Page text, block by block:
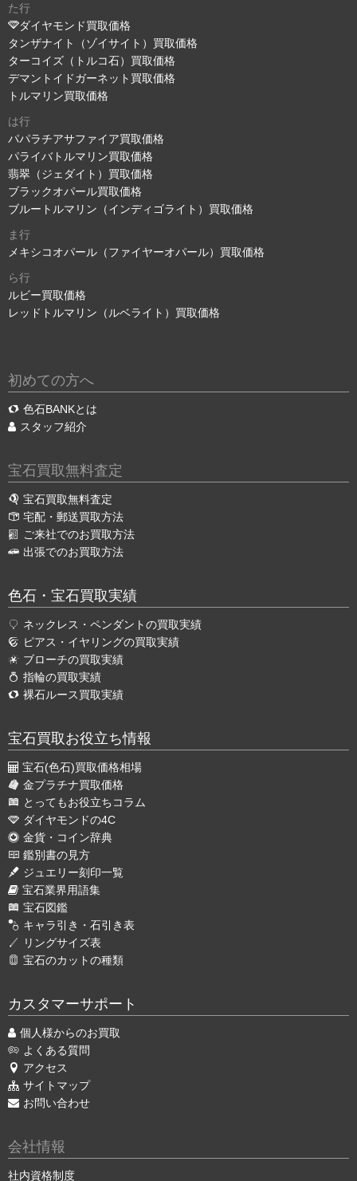
た行
ダイヤモンド買取価格
タンザナイト（ゾイサイト）買取価格
ターコイズ（トルコ石）買取価格
デマントイドガーネット買取価格
トルマリン買取価格
は行
パパラチアサファイア買取価格
パライバトルマリン買取価格
翡翠（ジェダイト）買取価格
ブラックオパール買取価格
ブルートルマリン（インディゴライト）買取価格
ま行
メキシコオパール（ファイヤーオパール）買取価格
ら行
ルビー買取価格
レッドトルマリン（ルベライト）買取価格
初めての方へ
色石BANKとは
スタッフ紹介
宝石買取無料査定
宝石買取無料査定
宅配・郵送買取方法
ご来社でのお買取方法
出張でのお買取方法
色石・宝石買取実績
ネックレス・ペンダントの買取実績
ピアス・イヤリングの買取実績
ブローチの買取実績
指輪の買取実績
裸石ルース買取実績
宝石買取お役立ち情報
宝石(色石)買取価格相場
金プラチナ買取価格
とってもお役立ちコラム
ダイヤモンドの4C
金貨・コイン辞典
鑑別書の見方
ジュエリー刻印一覧
宝石業界用語集
宝石図鑑
キャラ引き・石引き表
リングサイズ表
宝石のカットの種類
カスタマーサポート
個人様からのお買取
よくある質問
アクセス
サイトマップ
お問い合わせ
会社情報
社内資格制度